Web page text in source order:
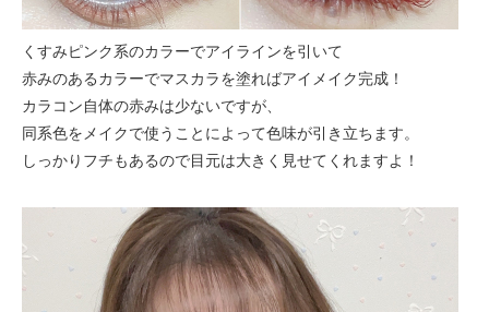
くすみピンク系のカラーでアイラインを引いて
赤みのあるカラーでマスカラを塗ればアイメイク完成！
カラコン自体の赤みは少ないですが、
同系色をメイクで使うことによって色味が引き立ちます。
しっかりフチもあるので目元は大きく見せてくれますよ！